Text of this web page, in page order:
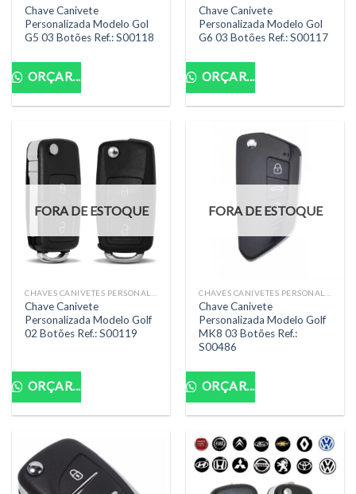
Chave Canivete
Personalizada Modelo Gol
G5 03 Botões Ref.: S00118
ORÇAR...
Chave Canivete
Personalizada Modelo Gol
G6 03 Botões Ref.: S00117
ORÇAR...
FORA DE ESTOQUE
Chave Canivete
Personalizada Modelo Golf
02 Botões Ref.: S00119
ORÇAR...
FORA DE ESTOQUE
Chave Canivete
Personalizada Modelo Golf
MK8 03 Botões Ref.:
S00486
ORÇAR...